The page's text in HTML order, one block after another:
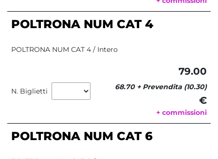
POLTRONA NUM CAT 4
POLTRONA NUM CAT 4 / Intero
N. Biglietti
79.00
68.70 + Prevendita (10.30)
€
+ commissioni
POLTRONA NUM CAT 6